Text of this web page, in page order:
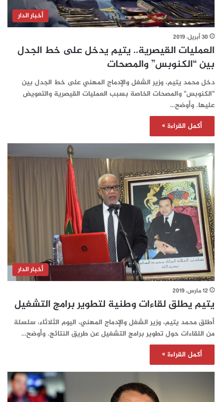
أخبار الدار
30 أبريل، 2019
العمليات القيصرية.. يتيم يدخل على خط الجدل
بين “الكنوبس” والمصحات
دخل محمد يتيم، وزير الشغل والإدماج المهني على خط الجدل بين
"الكنوبس" والمصحات الخاصة بسبب العمليات القيصرية والتعويض
عليها. وأوضح…
أكمل القراءة »
أخبار الدار
12 مارس، 2019
يتيم يطلق لقاءات وطنية لتطوير برامج التشغيل
أطلق محمد يتيم، وزير الشغل والإدماج المهني، اليوم الثلاثاء، سلسلة
من اللقاءات حول تطوير برامج التشغيل عن طريق النتائج. وأوضح…
أكمل القراءة »